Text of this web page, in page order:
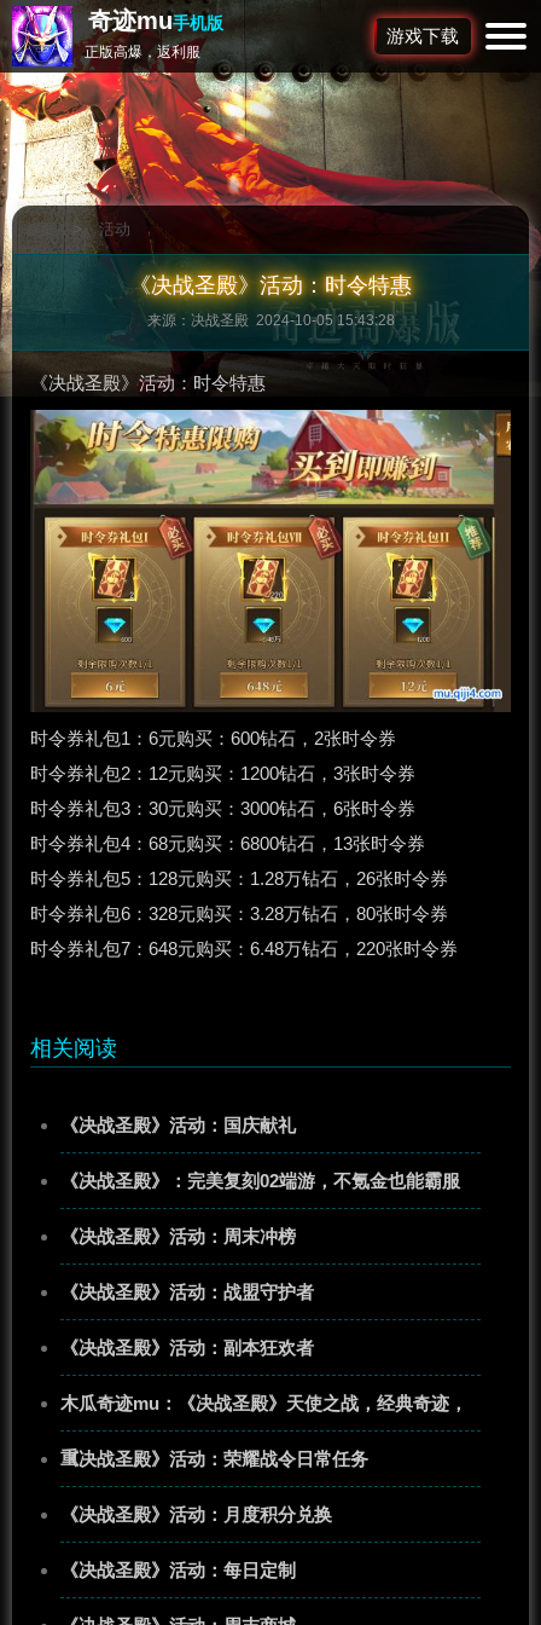
奇迹mu手机版
正版高爆，返利服
游戏下载
首页 > 活动
《决战圣殿》活动：时令特惠
来源：决战圣殿 2024-10-05 15:43:28
《决战圣殿》活动：时令特惠
时令券礼包1：6元购买：600钻石，2张时令券
时令券礼包2：12元购买：1200钻石，3张时令券
时令券礼包3：30元购买：3000钻石，6张时令券
时令券礼包4：68元购买：6800钻石，13张时令券
时令券礼包5：128元购买：1.28万钻石，26张时令券
时令券礼包6：328元购买：3.28万钻石，80张时令券
时令券礼包7：648元购买：6.48万钻石，220张时令券
相关阅读
《决战圣殿》活动：国庆献礼
《决战圣殿》：完美复刻02端游，不氪金也能霸服
《决战圣殿》活动：周末冲榜
《决战圣殿》活动：战盟守护者
《决战圣殿》活动：副本狂欢者
木瓜奇迹mu：《决战圣殿》天使之战，经典奇迹，
重
《决战圣殿》活动：荣耀战令日常任务
《决战圣殿》活动：月度积分兑换
《决战圣殿》活动：每日定制